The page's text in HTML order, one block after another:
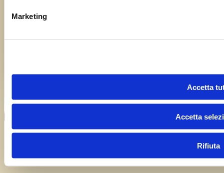
Marketing
Accetta
Accetta
Rifiuta
dati non comporta da lato nostro un obbligo alla
Curato daUOLLIcon l’amorevole complicità tecnica diEnsoul